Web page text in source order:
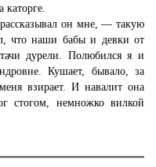
он мне, — такую
что наши бабы и девки от
дурели. Полюбился я и
Кушает, бывало, за
взирает. И навалит она
стогом, немножко вилкой